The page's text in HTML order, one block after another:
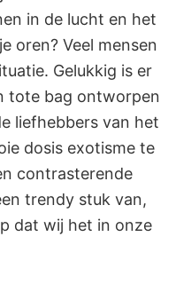
in de lucht en het
oren? Veel mensen
Gelukkig is er
tote bag ontworpen
liefhebbers van het
dosis exotisme te
contrasterende
trendy stuk van,
dat wij het in onze